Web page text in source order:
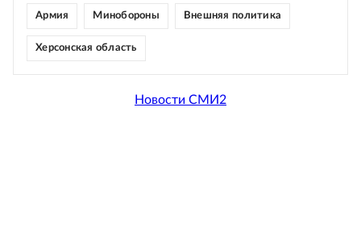
Армия Минобороны Внешняя политика
Херсонская область
Новости СМИ2